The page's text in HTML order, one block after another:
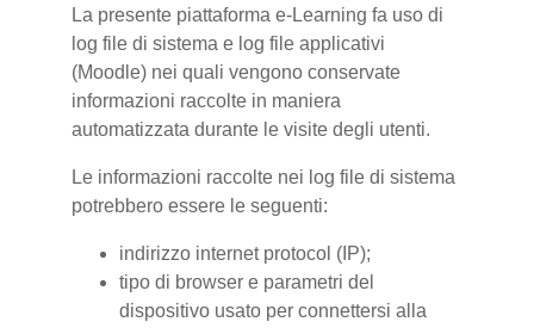
La presente piattaforma e-Learning fa uso di
log file di sistema e log file applicativi
(Moodle) nei quali vengono conservate
informazioni raccolte in maniera
automatizzata durante le visite degli utenti.
Le informazioni raccolte nei log file di sistema
potrebbero essere le seguenti:
indirizzo internet protocol (IP);
tipo di browser e parametri del
dispositivo usato per connettersi alla